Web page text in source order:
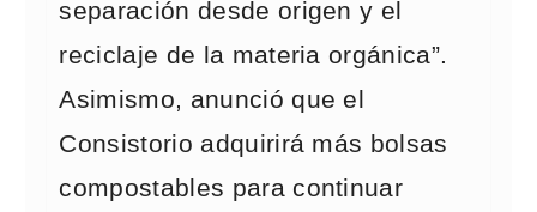
separación desde origen y el
reciclaje de la materia orgánica”.
Asimismo, anunció que el
Consistorio adquirirá más bolsas
compostables para continuar